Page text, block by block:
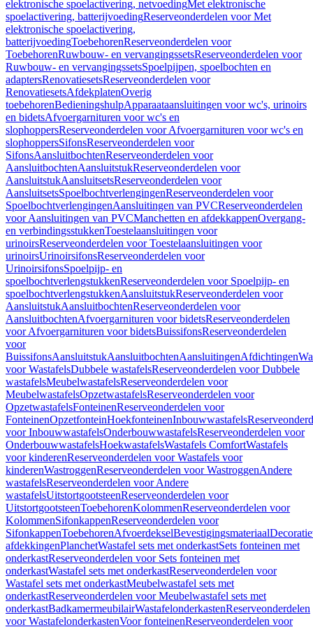
elektronische spoelactivering, netvoedingMet elektronische
spoelactivering, batterijvoedingReserveonderdelen voor Met
elektronische spoelactivering,
batterijvoedingToebehorenReserveonderdelen voor
ToebehorenRuwbouw- en vervangingssetsReserveonderdelen voor
Ruwbouw- en vervangingssetsSpoelpijpen, spoelbochten en
adaptersRenovatiesetsReserveonderdelen voor
RenovatiesetsAfdekplatenOverig
toebehorenBedieningshulpApparaataansluitingen voor wc's, urinoirs
en bidetsAfvoergarnituren voor wc's en
slophoppersReserveonderdelen voor Afvoergarnituren voor wc's en
slophoppersSifonsReserveonderdelen voor
SifonsAansluitbochtenReserveonderdelen voor
AansluitbochtenAansluitstukReserveonderdelen voor
AansluitstukAansluitsetsReserveonderdelen voor
AansluitsetsSpoelbochtverlengingenReserveonderdelen voor
SpoelbochtverlengingenAansluitingen van PVCReserveonderdelen
voor Aansluitingen van PVCManchetten en afdekkappenOvergang-
en verbindingsstukkenToestelaansluitingen voor
urinoirsReserveonderdelen voor Toestelaansluitingen voor
urinoirsUrinoirsifonsReserveonderdelen voor
UrinoirsifonsSpoelpijp- en
spoelbochtverlengstukkenReserveonderdelen voor Spoelpijp- en
spoelbochtverlengstukkenAansluitstukReserveonderdelen voor
AansluitstukAansluitbochtenReserveonderdelen voor
AansluitbochtenAfvoergarnituren voor bidetsReserveonderdelen
voor Afvoergarnituren voor bidetsBuissifonsReserveonderdelen
voor
BuissifonsAansluitstukAansluitbochtenAansluitingenAfdichtingen
voor WastafelsDubbele wastafelsReserveonderdelen voor Dubbele
wastafelsMeubelwastafelsReserveonderdelen voor
MeubelwastafelsOpzetwastafelsReserveonderdelen voor
OpzetwastafelsFonteinenReserveonderdelen voor
FonteinenOpzetfonteinHoekfonteinenInbouwwastafels
voor InbouwwastafelsOnderbouwwastafelsReserveonderdelen voor
OnderbouwwastafelsHoekwastafelsWastafels ComfortWastafels
voor kinderenReserveonderdelen voor Wastafels voor
kinderenWastroggenReserveonderdelen voor WastroggenAndere
wastafelsReserveonderdelen voor Andere
wastafelsUitstortgootsteenReserveonderdelen voor
UitstortgootsteenToebehorenKolommenReserveonderdelen voor
KolommenSifonkappenReserveonderdelen voor
SifonkappenToebehorenAfvoerdekselBevestigingsmateriaal
afdekkingenPlanchetWastafel sets met onderkastSets fonteinen met
onderkastReserveonderdelen voor Sets fonteinen met
onderkastWastafel sets met onderkastReserveonderdelen voor
Wastafel sets met onderkastMeubelwastafel sets met
onderkastReserveonderdelen voor Meubelwastafel sets met
onderkastBadkamermeubilairWastafelonderkastenReserveonderdelen
voor WastafelonderkastenVoor fonteinenReserveonderdelen voor